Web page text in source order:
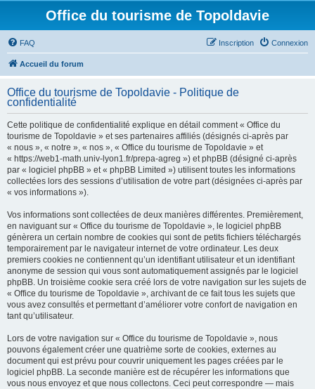
Office du tourisme de Topoldavie
FAQ Connexion
Inscription
Accueil du forum
Office du tourisme de Topoldavie - Politique de
confidentialité
Cette politique de confidentialité explique en détail comment « Office du
tourisme de Topoldavie » et ses partenaires affiliés (désignés ci-après par
« nous », « notre », « nos », « Office du tourisme de Topoldavie » et
« https://web1-math.univ-lyon1.fr/prepa-agreg ») et phpBB (désigné ci-après
par « logiciel phpBB » et « phpBB Limited ») utilisent toutes les informations
collectées lors des sessions d’utilisation de votre part (désignées ci-après par
« vos informations »).
Vos informations sont collectées de deux manières différentes. Premièrement,
en naviguant sur « Office du tourisme de Topoldavie », le logiciel phpBB
génèrera un certain nombre de cookies qui sont de petits fichiers téléchargés
temporairement par le navigateur internet de votre ordinateur. Les deux
premiers cookies ne contiennent qu’un identifiant utilisateur et un identifiant
anonyme de session qui vous sont automatiquement assignés par le logiciel
phpBB. Un troisième cookie sera créé lors de votre navigation sur les sujets de
« Office du tourisme de Topoldavie », archivant de ce fait tous les sujets que
vous avez consultés et permettant d’améliorer votre confort de navigation en
tant qu’utilisateur.
Lors de votre navigation sur « Office du tourisme de Topoldavie », nous
pouvons également créer une quatrième sorte de cookies, externes au
document qui est prévu pour couvrir uniquement les pages créées par le
logiciel phpBB. La seconde manière est de récupérer les informations que
vous nous envoyez et que nous collectons. Ceci peut correspondre — mais